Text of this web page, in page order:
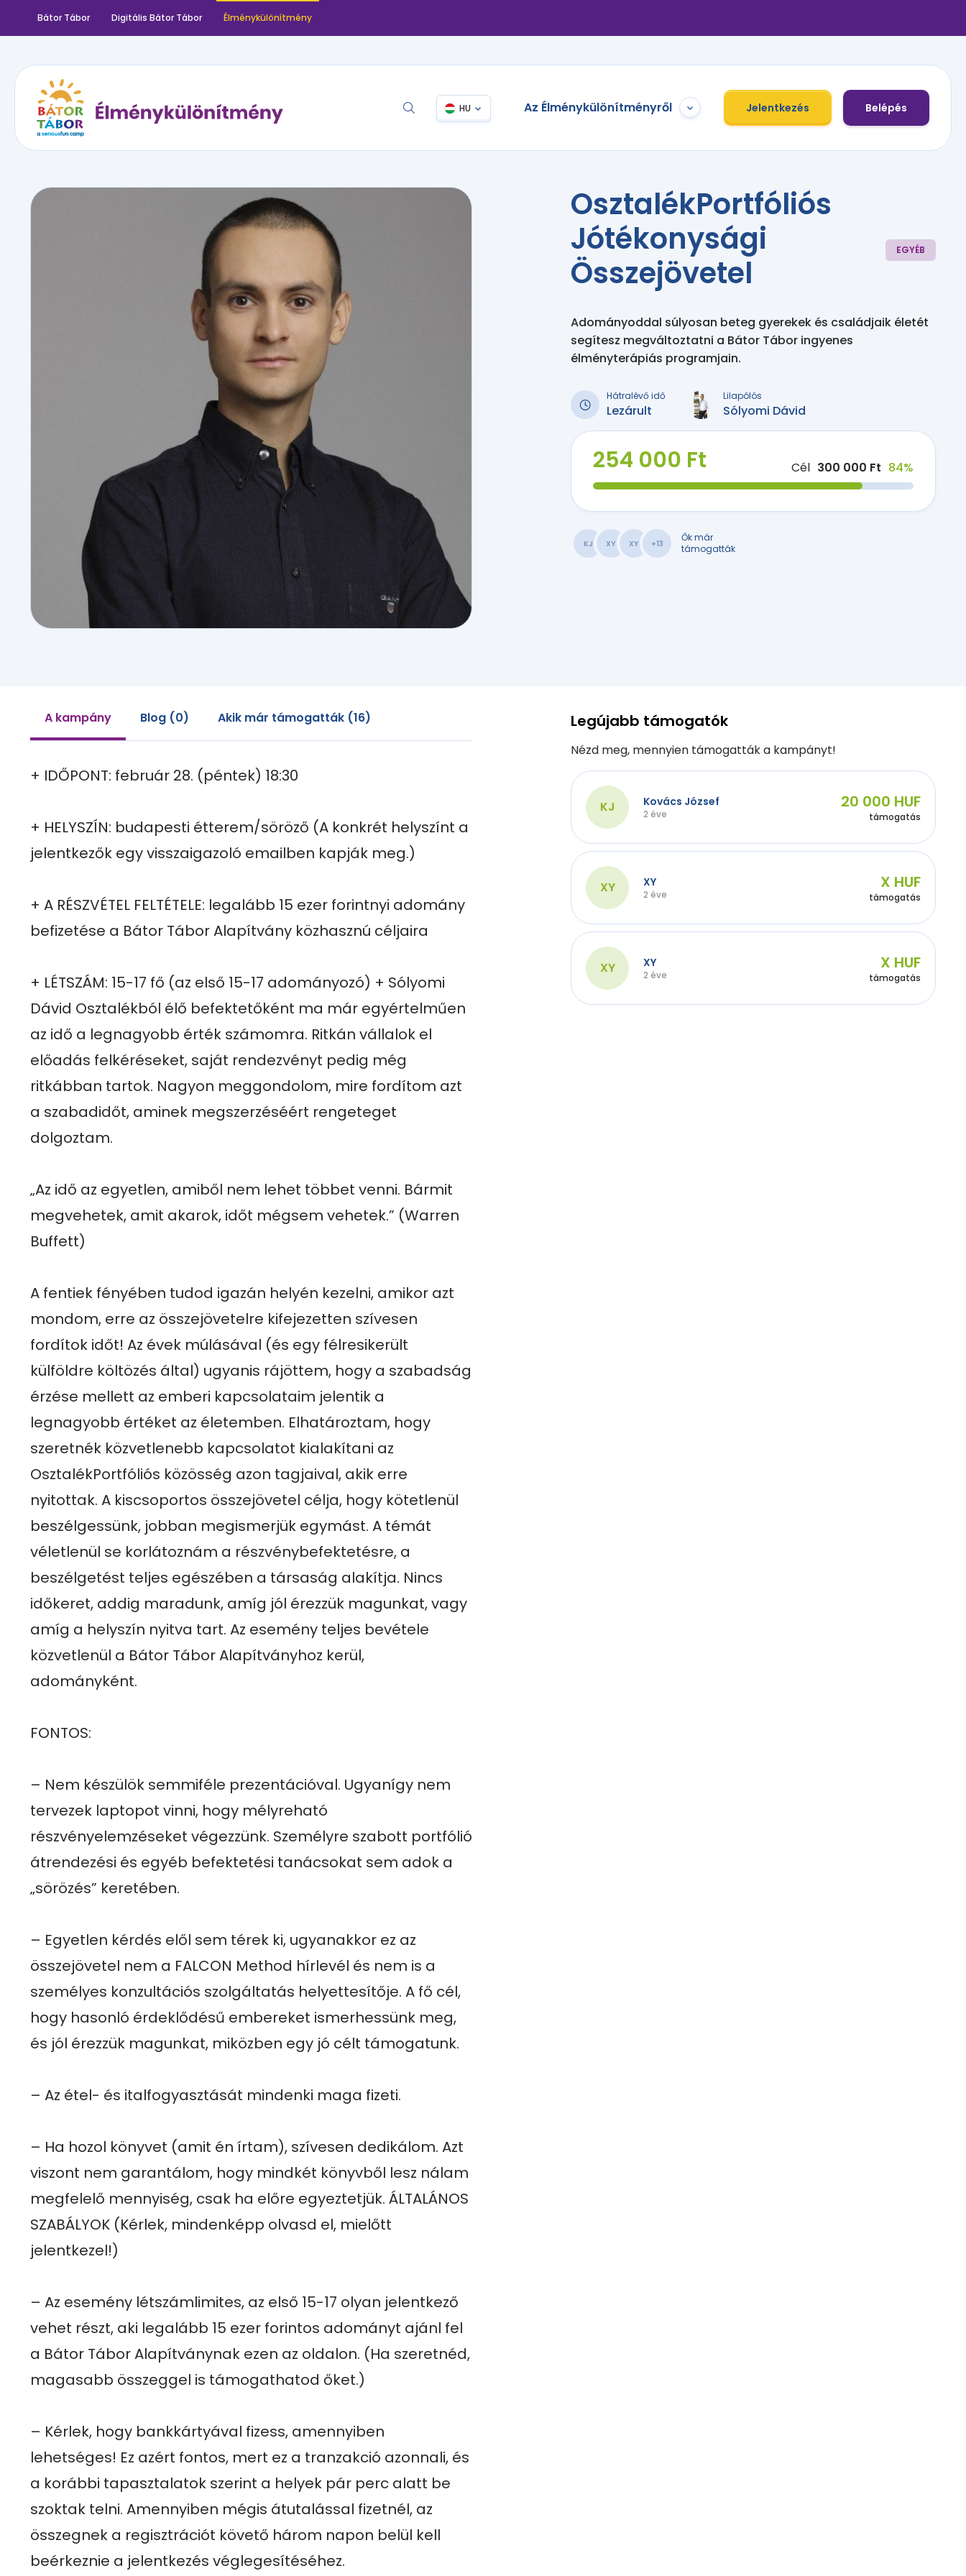
Bátor Tábor Digitális Bátor Tábor Élménykülönítmény
HU Az Élménykülönítményről Jelentkezés Belépés
OsztalékPortfóliós
Jótékonysági
Összejövetel
EGYÉB
Adományoddal súlyosan beteg gyerekek és családjaik életét
segítesz megváltoztatni a Bátor Tábor ingyenes
élményterápiás programjain.
Hátralévő idő
Lezárult
Lilapólós
Sólyomi Dávid
254 000 Ft Cél 300 000 Ft 84%
KJ XY XY +13
Ők már
támogatták
A kampány Blog (0) Akik már támogatták (16)
+ IDŐPONT: február 28. (péntek) 18:30
+ HELYSZÍN: budapesti étterem/söröző (A konkrét helyszínt a
jelentkezők egy visszaigazoló emailben kapják meg.)
+ A RÉSZVÉTEL FELTÉTELE: legalább 15 ezer forintnyi adomány
befizetése a Bátor Tábor Alapítvány közhasznú céljaira
+ LÉTSZÁM: 15-17 fő (az első 15-17 adományozó) + Sólyomi
Dávid Osztalékból élő befektetőként ma már egyértelműen
az idő a legnagyobb érték számomra. Ritkán vállalok el
előadás felkéréseket, saját rendezvényt pedig még
ritkábban tartok. Nagyon meggondolom, mire fordítom azt
a szabadidőt, aminek megszerzéséért rengeteget
dolgoztam.
„Az idő az egyetlen, amiből nem lehet többet venni. Bármit
megvehetek, amit akarok, időt mégsem vehetek.” (Warren
Buffett)
A fentiek fényében tudod igazán helyén kezelni, amikor azt
mondom, erre az összejövetelre kifejezetten szívesen
fordítok időt! Az évek múlásával (és egy félresikerült
külföldre költözés által) ugyanis rájöttem, hogy a szabadság
érzése mellett az emberi kapcsolataim jelentik a
legnagyobb értéket az életemben. Elhatároztam, hogy
szeretnék közvetlenebb kapcsolatot kialakítani az
OsztalékPortfóliós közösség azon tagjaival, akik erre
nyitottak. A kiscsoportos összejövetel célja, hogy kötetlenül
beszélgessünk, jobban megismerjük egymást. A témát
véletlenül se korlátoznám a részvénybefektetésre, a
beszélgetést teljes egészében a társaság alakítja. Nincs
időkeret, addig maradunk, amíg jól érezzük magunkat, vagy
amíg a helyszín nyitva tart. Az esemény teljes bevétele
közvetlenül a Bátor Tábor Alapítványhoz kerül,
adományként.
FONTOS:
– Nem készülök semmiféle prezentációval. Ugyanígy nem
tervezek laptopot vinni, hogy mélyreható
részvényelemzéseket végezzünk. Személyre szabott portfólió
átrendezési és egyéb befektetési tanácsokat sem adok a
„sörözés” keretében.
– Egyetlen kérdés elől sem térek ki, ugyanakkor ez az
összejövetel nem a FALCON Method hírlevél és nem is a
személyes konzultációs szolgáltatás helyettesítője. A fő cél,
hogy hasonló érdeklődésű embereket ismerhessünk meg,
és jól érezzük magunkat, miközben egy jó célt támogatunk.
– Az étel- és italfogyasztását mindenki maga fizeti.
– Ha hozol könyvet (amit én írtam), szívesen dedikálom. Azt
viszont nem garantálom, hogy mindkét könyvből lesz nálam
megfelelő mennyiség, csak ha előre egyeztetjük. ÁLTALÁNOS
SZABÁLYOK (Kérlek, mindenképp olvasd el, mielőtt
jelentkezel!)
– Az esemény létszámlimites, az első 15-17 olyan jelentkező
vehet részt, aki legalább 15 ezer forintos adományt ajánl fel
a Bátor Tábor Alapítványnak ezen az oldalon. (Ha szeretnéd,
magasabb összeggel is támogathatod őket.)
– Kérlek, hogy bankkártyával fizess, amennyiben
lehetséges! Ez azért fontos, mert ez a tranzakció azonnali, és
a korábbi tapasztalatok szerint a helyek pár perc alatt be
szoktak telni. Amennyiben mégis átutalással fizetnél, az
összegnek a regisztrációt követő három napon belül kell
beérkeznie a jelentkezés véglegesítéséhez.
Legújabb támogatók
Nézd meg, mennyien támogatták a kampányt!
KJ Kovács József
2 éve
20 000 HUF
támogatás
XY XY
2 éve
X HUF
támogatás
XY XY
2 éve
X HUF
támogatás